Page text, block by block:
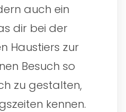
auch ein
dir bei der
Haustiers zur
Besuch so
zu gestalten,
kennen.